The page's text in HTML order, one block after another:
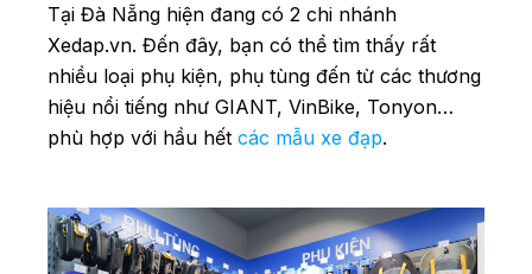
Tại Đà Nẵng hiện đang có 2 chi nhánh
Xedap.vn. Đến đây, bạn có thể tìm thấy rất
nhiều loại phụ kiện, phụ tùng đến từ các thương
hiệu nổi tiếng như GIANT, VinBike, Tonyon…
phù hợp với hầu hết các mẫu xe đạp.